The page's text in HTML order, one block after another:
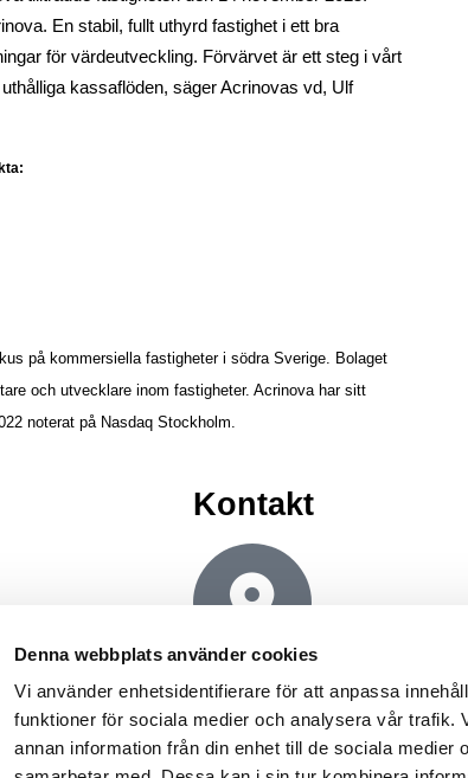
Denna webbplats använder cookies
Vi använder enhetsidentifierare för att anpassa
funktioner för sociala medier och analysera vår trafik.
annan information från din enhet till de sociala medier
En stabil, fullt uthyrd fastighet i ett bra
för värdeutveckling. Förvärvet är ett steg i vårt
kassaflöden, säger Acrinovas vd, Ulf
på kommersiella fastigheter i södra Sverige. Bolaget
och utvecklare inom fastigheter. Acrinova har sitt
noterat på Nasdaq Stockholm.
Kontakt
Lilla Nygatan 7
211 38 Malmö